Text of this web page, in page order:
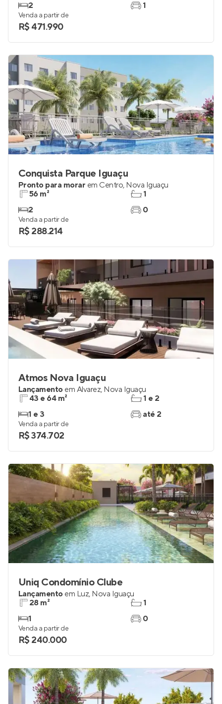
2
1
Venda a partir de
R$ 471.990
Conquista Parque Iguaçu
Pronto para morar em Centro, Nova Iguaçu
56 m²
2
1
0
Venda a partir de
R$ 288.214
Atmos Nova Iguaçu
Lançamento em Alvarez, Nova Iguaçu
43 e 64 m²
1 e 3
1 e 2
até 2
Venda a partir de
R$ 374.702
Uniq Condomínio Clube
Lançamento em Luz, Nova Iguaçu
28 m²
1
1
0
Venda a partir de
R$ 240.000